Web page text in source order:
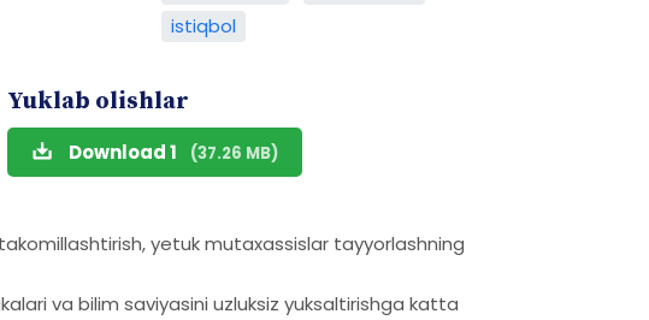
istiqbol
Yuklab olishlar
Download 1 (37.26 MB)
yetuk mutaxassislar tayyorlashning
va bilim saviyasini uzluksiz yuksaltirishga katta